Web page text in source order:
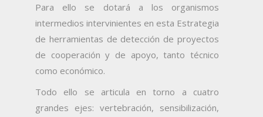
Para ello se dotará a los organismos
intermedios intervinientes en esta Estrategia
de herramientas de detección de proyectos
de cooperación y de apoyo, tanto técnico
como económico.
Todo ello se articula en torno a cuatro
grandes ejes: vertebración, sensibilización,